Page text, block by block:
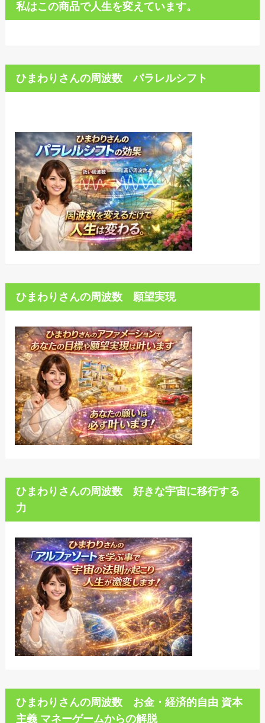
私はこの商品で人生を変えています。
ひまわりさんの周波数 パラレルシフト
ひまわりさんの周波数 願望実現
ひまわりさんの周波数 好きな宇宙に移行する
力
ひまわりさんの周波数 お金・経済的自由 資本
主義 マネーゲームからの解脱